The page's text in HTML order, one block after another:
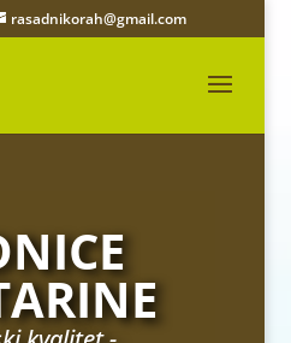
rasadnikorah@gmail.com